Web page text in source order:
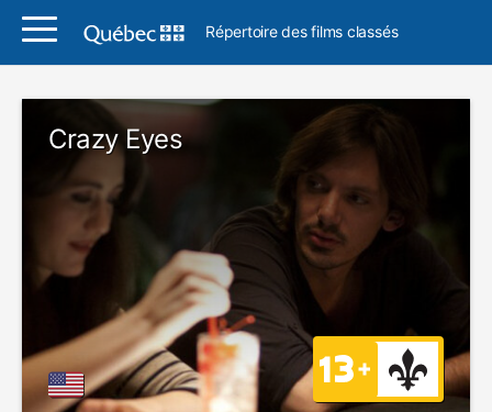
Répertoire des films classés
Crazy Eyes